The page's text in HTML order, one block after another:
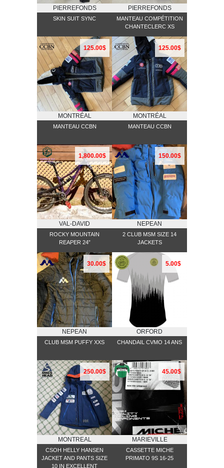
PIERREFONDS
SKIN SUIT SYNC
PIERREFONDS
MANTEAU COMPÉTITION
CHANTECLERC XS
125.00$
MONTRÉAL
MANTEAU CCBN
125.00$
MONTRÉAL
MANTEAU CCBN
1,800.00$
VAL-DAVID
ROCKY MOUNTAIN
REAPER 24”
150.00$
NEPEAN
2 CLUB MSM SIZE 14
JACKETS
30.00$
NEPEAN
CLUB MSM PUFFY XXS
5.00$
ORFORD
CHANDAIL CVMO 14 ANS
250.00$
MONTREAL
CSOH HELLY HANSEN
JACKET AND PANTS SIZE
10 IN EXCELLENT
45.00$
MARIEVILLE
CASSETTE MICHE
PRIMATO 9S 16-25